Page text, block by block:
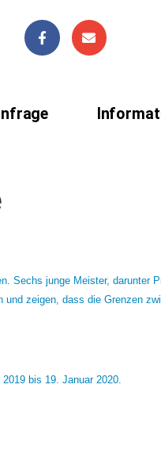
Sechs junge Meister, darunter
und zeigen, dass die Grenzen
bis 19. Januar 2020.